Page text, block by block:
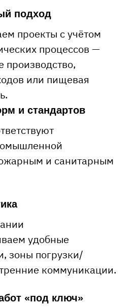
подход
проекты с учётом
процессов —
производство,
или пищевая
и стандартов
и санитарным
удобные
зоны погрузки/
коммуникации.
«под ключ»